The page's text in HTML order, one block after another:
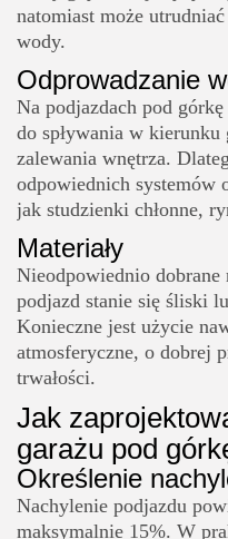
natomiast może
wody.
Odprowadzanie
Na podjazdach pod
do spływania w
zalewania wnętrza.
odpowiednich systemów
jak studzienki chłonne,
Materiały
Nieodpowiednio dobrane
podjazd stanie się śliski
Konieczne jest użycie
atmosferyczne, o dobrej
trwałości.
Jak
garażu pod
Określenie
Nachylenie podjazdu
maksymalnie 15%. W